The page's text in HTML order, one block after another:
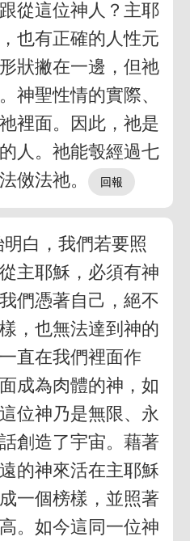
從這位神人？主耶
也有正確的人性元
狀撇在一邊，但祂
神聖性情的實際、
裡面。因此，祂是
人。祂能彀經過七
傚法祂。
白，我們若要照
主耶穌，必須有神
們憑著自己，絕不
，也無法達到神的
直在我們裡面作
成為肉體的神，如
位神乃是無限、永
創造了宇宙。藉著
的神來活在主耶穌
一個榜樣，並照著
。如今這同一位神